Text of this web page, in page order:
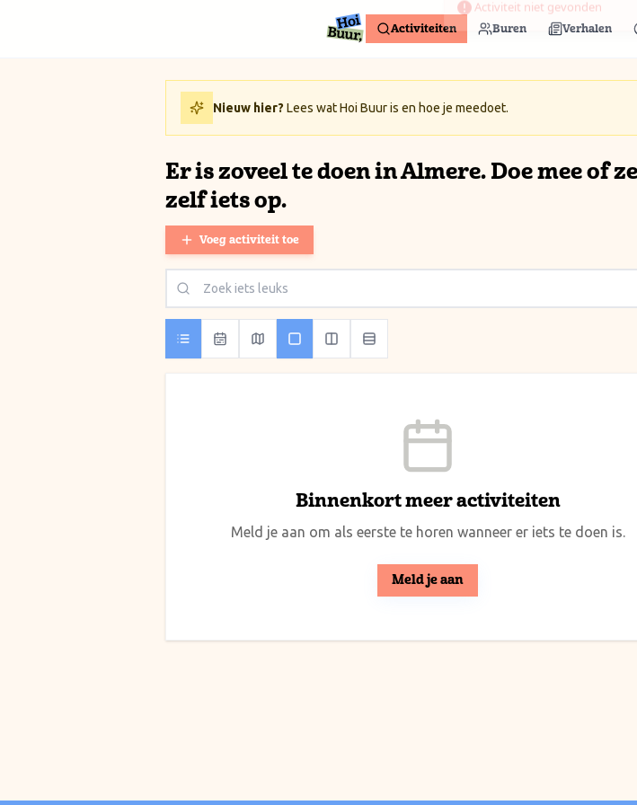
Activiteiten Buren Verhalen
Nieuw hier? Lees wat Hoi Buur is en hoe je meedoet.
Er is zoveel te doen in Almere. Doe mee of
zelf iets op.
Voeg activiteit toe
Binnenkort meer activiteiten
Meld je aan om als eerste te horen wanneer er iets te doen is.
Meld je aan